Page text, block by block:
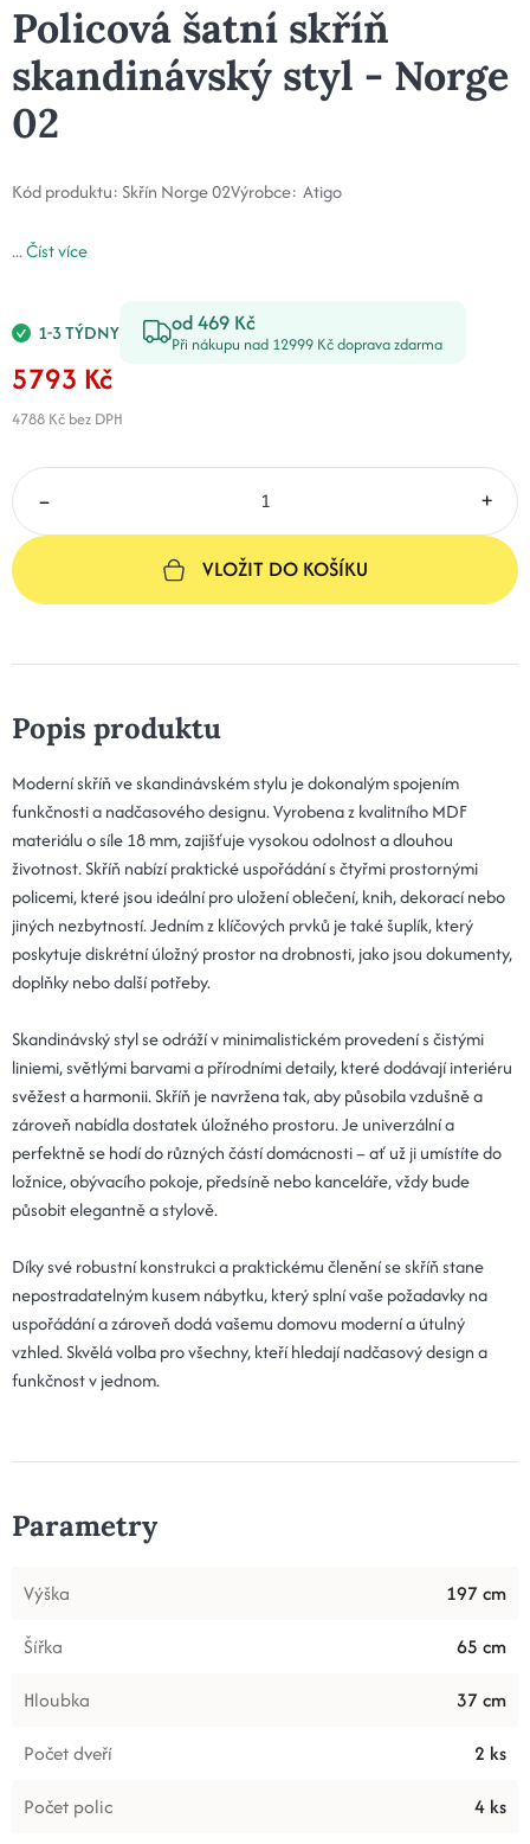
Policová šatní skříň
skandinávský styl - Norge
02
Kód produktu: Skřín Norge 02Výrobce: Atigo
...Číst více
1-3 TÝDNY od 469 Kč
Při nákupu nad 12999 Kč doprava zdarma
5793 Kč
4788 Kč bez DPH
– +
VLOŽIT DO KOŠÍKU
Popis produktu
Moderní skříň ve skandinávském stylu je dokonalým spojením
funkčnosti a nadčasového designu. Vyrobena z kvalitního MDF
materiálu o síle 18 mm, zajišťuje vysokou odolnost a dlouhou
životnost. Skříň nabízí praktické uspořádání s čtyřmi prostornými
policemi, které jsou ideální pro uložení oblečení, knih, dekorací nebo
jiných nezbytností. Jedním z klíčových prvků je také šuplík, který
poskytuje diskrétní úložný prostor na drobnosti, jako jsou dokumenty,
doplňky nebo další potřeby.
Skandinávský styl se odráží v minimalistickém provedení s čistými
liniemi, světlými barvami a přírodními detaily, které dodávají interiéru
svěžest a harmonii. Skříň je navržena tak, aby působila vzdušně a
zároveň nabídla dostatek úložného prostoru. Je univerzální a
perfektně se hodí do různých částí domácnosti – ať už ji umístíte do
ložnice, obývacího pokoje, předsíně nebo kanceláře, vždy bude
působit elegantně a stylově.
Díky své robustní konstrukci a praktickému členění se skříň stane
nepostradatelným kusem nábytku, který splní vaše požadavky na
uspořádání a zároveň dodá vašemu domovu moderní a útulný
vzhled. Skvělá volba pro všechny, kteří hledají nadčasový design a
funkčnost v jednom.
Parametry
Výška
197 cm
Šířka
65 cm
Hloubka
37 cm
Počet dveří
2 ks
Počet polic
4 ks